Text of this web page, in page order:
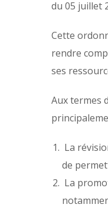
du 05 juillet
Cette
rendre
ses
Aux termes
La
de
La